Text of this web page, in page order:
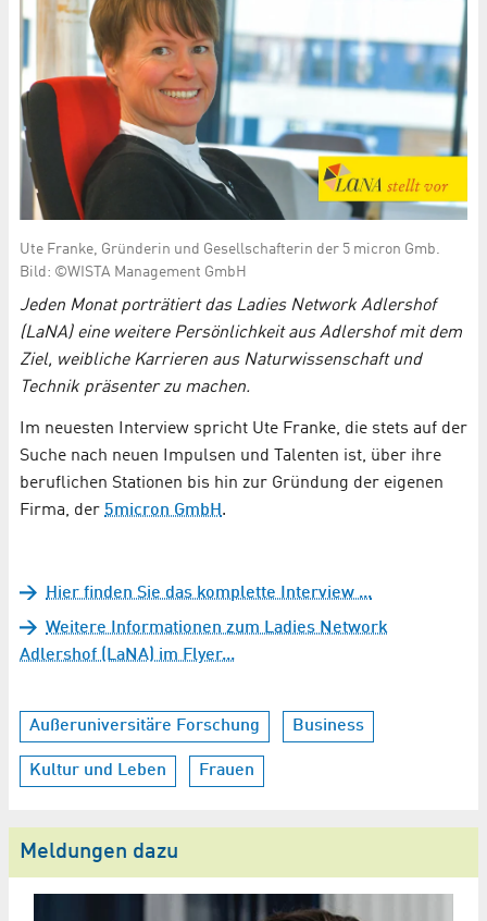
Ute Franke, Gründerin und Gesellschafterin der 5 micron Gmb.
Bild: ©WISTA Management GmbH
Jeden Monat porträtiert das Ladies Network Adlershof
(LaNA) eine weitere Persönlichkeit aus Adlershof mit dem
Ziel, weibliche Karrieren aus Naturwissenschaft und
Technik präsenter zu machen.
Im neuesten Interview spricht Ute Franke, die stets auf der
Suche nach neuen Impulsen und Talenten ist, über ihre
beruflichen Stationen bis hin zur Gründung der eigenen
Firma, der 5micron GmbH.
Hier finden Sie das komplette Interview ...
Weitere Informationen zum Ladies Network
Adlershof (LaNA) im Flyer...
Außeruniversitäre Forschung Business
Kultur und Leben Frauen
Meldungen dazu